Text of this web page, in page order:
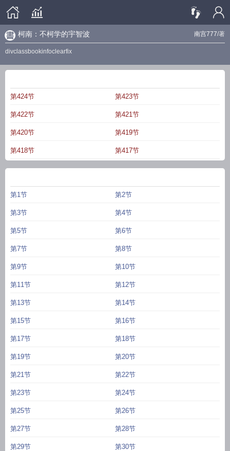
南宫777/著
柯南：不柯学的宇智波
divclassbookinfoclearfix
第424节 第423节
第422节 第421节
第420节 第419节
第418节 第417节
第1节 第2节
第3节 第4节
第5节 第6节
第7节 第8节
第9节 第10节
第11节 第12节
第13节 第14节
第15节 第16节
第17节 第18节
第19节 第20节
第21节 第22节
第23节 第24节
第25节 第26节
第27节 第28节
第29节 第30节